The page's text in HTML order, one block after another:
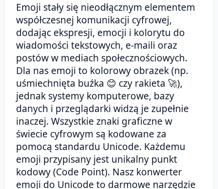
Emoji stały się nieodłącznym elementem
współczesnej komunikacji cyfrowej,
dodając ekspresji, emocji i kolorytu do
wiadomości tekstowych, e-maili oraz
postów w mediach społecznościowych.
Dla nas emoji to kolorowy obrazek (np.
uśmiechnięta buźka 😊 czy rakieta 🚀),
jednak systemy komputerowe, bazy
danych i przeglądarki widzą je zupełnie
inaczej. Wszystkie znaki graficzne w
świecie cyfrowym są kodowane za
pomocą standardu Unicode. Każdemu
emoji przypisany jest unikalny punkt
kodowy (Code Point). Nasz konwerter
emoji do Unicode to darmowe narzędzie